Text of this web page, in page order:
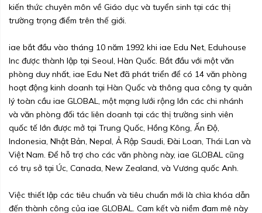
kiến thức chuyên môn về Giáo dục và tuyển sinh tại các thị
trường trọng điểm trên thế giới.
iae bắt đầu vào tháng 10 năm 1992 khi iae Edu Net, Eduhouse
Inc được thành lập tại Seoul, Hàn Quốc. Bắt đầu với một văn
phòng duy nhất, iae Edu Net đã phát triển để có 14 văn phòng
hoạt động kinh doanh tại Hàn Quốc và thông qua công ty quản
lý toàn cầu iae GLOBAL, một mạng lưới rộng lớn các chi nhánh
và văn phòng đối tác liên doanh tại các thị trường sinh viên
quốc tế lớn được mở tại Trung Quốc, Hồng Kông, Ấn Độ,
Indonesia, Nhật Bản, Nepal, Ả Rập Saudi, Đài Loan, Thái Lan và
Việt Nam. Để hỗ trợ cho các văn phòng này, iae GLOBAL cũng
có trụ sở tại Úc, Canada, New Zealand, và Vương quốc Anh.
Việc thiết lập các tiêu chuẩn và tiêu chuẩn mới là chìa khóa dẫn
đến thành công của iae GLOBAL. Cam kết và niềm đam mê này